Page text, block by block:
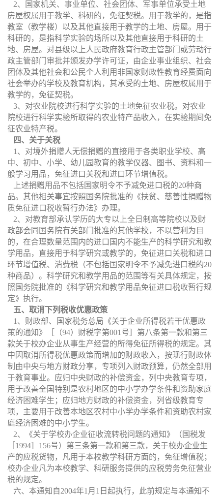
2、国家机关、事业单位、社会团体、军事单位承受土地
房屋权属用于教学、科研的，免征契税。用于教学的，是指
教室（教学楼）以及其他直接用于教学的土地、房屋。用于
科研的，是指科学实验的场所以及其他直接用于科研的土
地、房屋。对县级以上人民政府教育行政主管部门或劳动行
政主管部门审批并颁发办学许可证，由企业事业组织、社会
团体及其他社会和公民个人利用非国家财政性教育经费面向
社会举办的学校及教育机构，其承受的土地、房屋权属用于
教学的，免征契税。
3、对农业院校进行科学实验的土地免征农业税。对农业
院校进行科学实验所取得的农业特产品收入，在实验期间免
征农业特产税。
四、关于关税
1 、对境外捐赠人无偿捐赠的直接用于各类职业学校、高
中、初中、小学、幼儿园教育的教学仪器、图书、资料和一
般学习用品，免征进口关税和进口环节增值税。
上述捐赠用品不包括国家明令不予减免进口税的20种商
品。其他相关事宜按照国务院批准的《扶贫、慈善性捐赠物
质免征进口税收暂行办法》办理。
2、对教育部承认学历的大专以上全日制高等院校以及财
政部会同国务院有关部门批准的其他学校，不以营利为目
的，在合理数量范围内的进口国内不能生产的科学研究和教
学用品，直接用于科学研究或教学的，免征进口关税和进口
环节增值税、消费税（不包括国家明令不予减免进口税的20
种商品）。科学研究和教学用品的范围等有关具体规定，按
照国务院批准的《科学研究和教学用品免征进口税收暂行规
定》执行。
五、取消下列税收优惠政策
1 、财政部、国家税务总局《关于企业所得税若干优惠政
策的通知》［（94）财税字第001 号］第八条第一款和第三
款关于校办企业从事生产经营的所得免征所得税的规定。其
中因取消所得税优惠政策而增加的财政收入，按现行财政体
制由中央与地方财政分享，专项列入财政预算，仍然全部用
于教育事业。应归中央财政的补偿资金，列中央教育专项，
用于改善全国特别是农村地区的中小学办学条件和资助家庭
经济困难学生；应归地方财政的补偿资金，列省级教育专
项，主要用于改善本地区农村中小学办学条件和资助农村家
庭经济困难的中小学生。
2、《关于学校办企业征收流转税问题的通知》（国税发
1994 156号）第三条第一款和第三款，关于校办企业生
产的应税货物，凡用于本校教学科研方面的，免征增值税；
校办企业凡为本校教学、科研服务提供的应税劳务免征营业
税的规定。
六、本通知自2004年1 月 1 日起执行，此前规定与本通知不